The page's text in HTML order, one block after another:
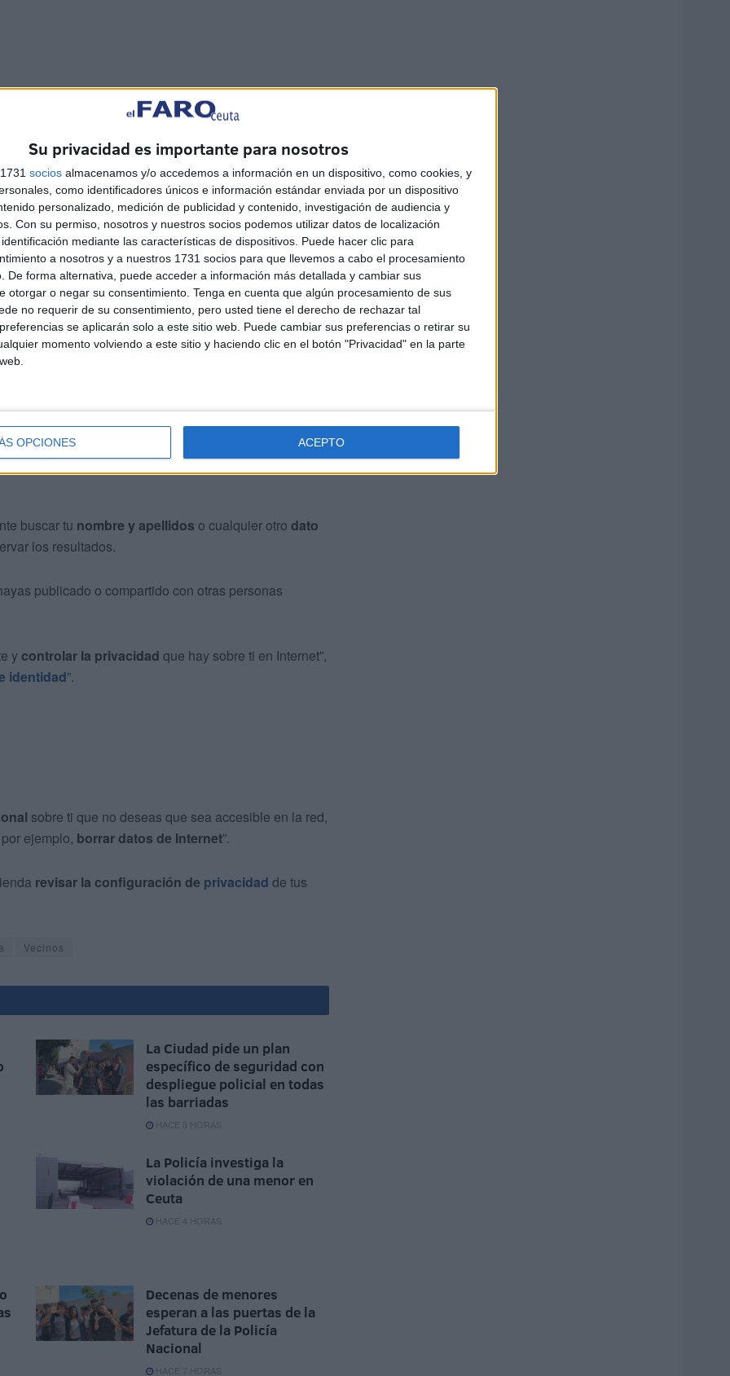
Su privacidad es importante para nosotros
socios almacenamos y/o accedemos a información en un dispositivo, como cookies, y
como identificadores únicos e información estándar enviada por un dispositivo
personalizado, medición de publicidad y contenido, investigación de audiencia y
Con su permiso, nosotros y nuestros socios podemos utilizar datos de localización
mediante las características de dispositivos. Puede hacer clic para
a nosotros y a nuestros 1731 socios para que llevemos a cabo el procesamiento
De forma alternativa, puede acceder a información más detallada y cambiar sus
otorgar o negar su consentimiento. Tenga en cuenta que algún procesamiento de sus
no requerir de su consentimiento, pero usted tiene el derecho de rechazar tal
se aplicarán solo a este sitio web. Puede cambiar sus preferencias o retirar su
momento volviendo a este sitio y haciendo clic en el botón "Privacidad" en la parte
OPCIONES ACEPTO
escribir tu nombre en un
acción se conoce como
de lo que imaginas 🛡️📲
a proteger tu información
la red 👉 ¡Toma nota!
#Seguridad #Ciberseguridad
valiosa información
buscar tu nombre y apellidos o cualquier otro dato
los resultados.
publicado o compartido con otras personas
y controlar la privacidad que hay sobre ti en Internet”,
identidad”.
sobre ti que no deseas que sea accesible en la red,
ejemplo, borrar datos de Internet”.
revisar la configuración de privacidad de tus
Vecinos
La Ciudad pide un plan
específico de seguridad con
despliegue policial en todas
las barriadas
HACE 3 HORAS
La Policía investiga la
violación de una menor en
Ceuta
HACE 4 HORAS
Decenas de menores
esperan a las puertas de la
Jefatura de la Policía
Nacional
HACE 7 HORAS